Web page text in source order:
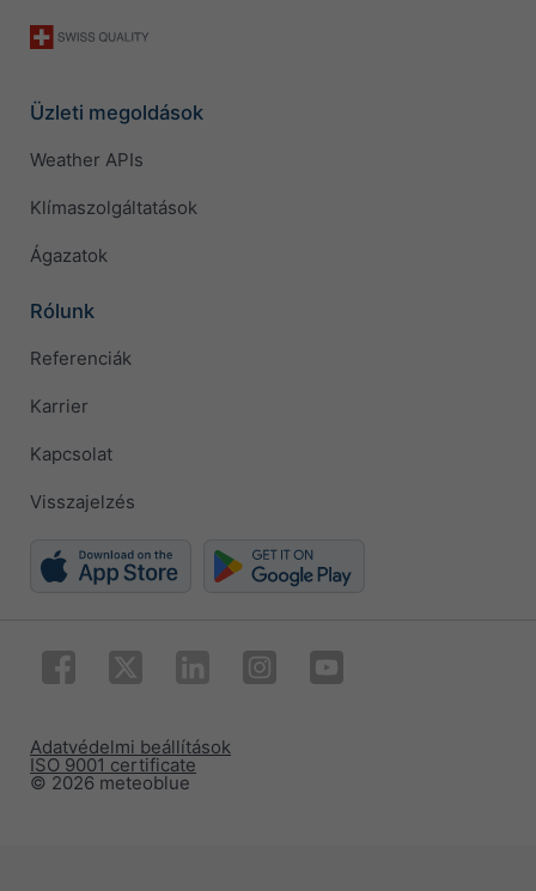
Üzleti megoldások
Weather APIs
Klímaszolgáltatások
Ágazatok
Rólunk
Referenciák
Karrier
Kapcsolat
Visszajelzés
© 2026 meteoblue
ISO 9001 certificate
Adatvédelmi beállítások